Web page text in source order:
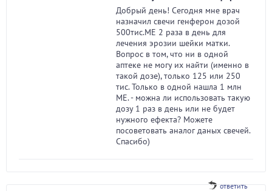
Добрый день! Сегодня мне врач
назначил свечи генферон дозой
500тис.МЕ 2 раза в день для
лечения эрозии шейки матки.
Вопрос в том, что ни в одной
аптеке не могу их найти (именно в
такой дозе), только 125 или 250
тис. Только в одной нашла 1 млн
МЕ. - можна ли использовать такую
дозу 1 раз в день или не будет
нужного ефекта? Можете
посоветовать аналог даных свечей.
Спасибо)
ответить